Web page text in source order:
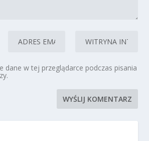
dane w tej przeglądarce podczas pisania